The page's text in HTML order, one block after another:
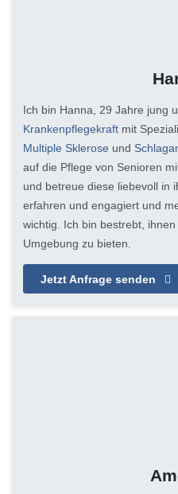
Ich bin Hanna, 29 Jahre jung
Krankenpflegekraft mit
Multiple Sklerose und
auf die Pflege von Senioren
und betreue diese liebevoll in
erfahren und engagiert und
wichtig. Ich bin bestrebt,
Umgebung zu bieten.
Jetzt Anfrage senden